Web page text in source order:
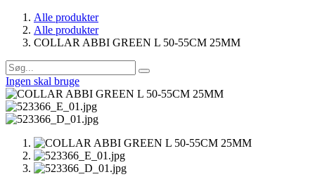
Alle produkter
Alle produkter
COLLAR ABBI GREEN L 50-55CM 25MM
Ingen skal bruge